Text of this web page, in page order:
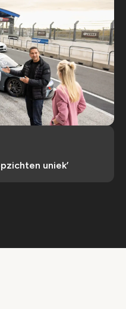
uniek’